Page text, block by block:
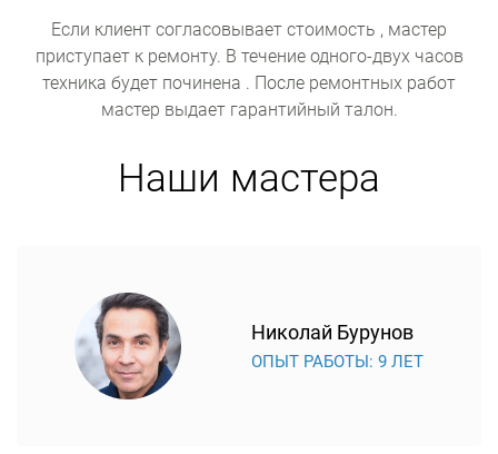
Если клиент согласовывает стоимость , мастер
приступает к ремонту. В течение одного-двух часов
техника будет починена . После ремонтных работ
мастер выдает гарантийный талон.
Наши мастера
Николай Бурунов
ОПЫТ РАБОТЫ: 9 ЛЕТ